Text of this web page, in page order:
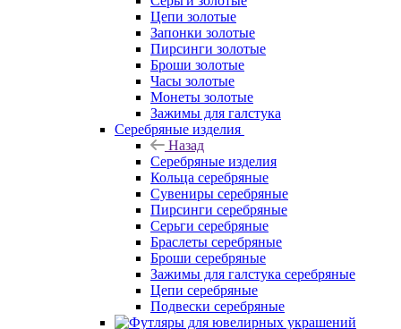
Цепи золотые
Запонки золотые
Пирсинги золотые
Броши золотые
Часы золотые
Монеты золотые
Зажимы для галстука
Серебряные изделия
Назад
Серебряные изделия
Кольца серебряные
Сувениры серебряные
Пирсинги серебряные
Серьги серебряные
Браслеты серебряные
Броши серебряные
Зажимы для галстука серебряные
Цепи серебряные
Подвески серебряные